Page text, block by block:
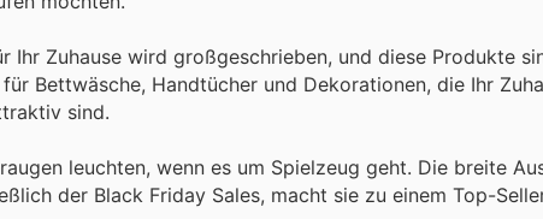
Ihr Zuhause wird großgeschrieben, und diese Produkte
Bettwäsche, Handtücher und Dekorationen, die Ihr
sind.
leuchten, wenn es um Spielzeug geht. Die breite
der Black Friday Sales, macht sie zu einem Top-